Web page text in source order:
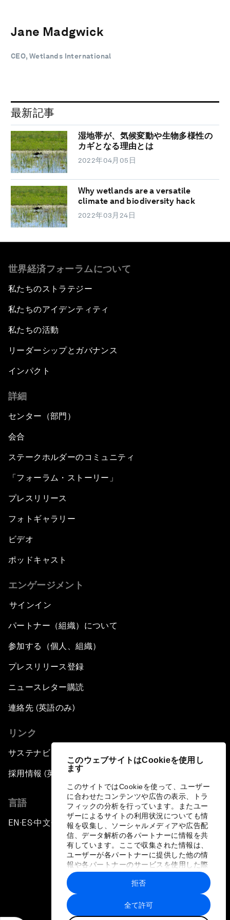
このウェブサイトはCookieを使用し
ます
このサイトではCookieを使って、ユーザー
に合わせたコンテンツや広告の表示、トラ
フィックの分析を行っています。またユー
ザーによるサイトの利用状況についても情
報を収集し、ソーシャルメディアや広告配
信、データ解析の各パートナーに情報を共
有しています。ここで収集された情報は、
ユーザーが各パートナーに提供した他の情
報や各パートナーのサービスを使用した際
に収集された情報と組み合わされ、各パー
トナーによって使用されることがありま
す。
全て許可
拒否
Jane Madgwick
CEO, Wetlands International
最新記事
湿地帯が、気候変動や生物多様性の
カギとなる理由とは
2022年04月05日
Why wetlands are a versatile
climate and biodiversity hack
2022年03月24日
世界経済フォーラムについて
私たちのストラテジー
私たちのアイデンティティ
私たちの活動
リーダーシップとガバナンス
インパクト
詳細
センター（部門）
会合
ステークホルダーのコミュニティ
「フォーラム・ストーリー」
プレスリリース
フォトギャラリー
ビデオ
ポッドキャスト
エンゲージメント
サインイン
パートナー（組織）について
参加する（個人、組織）
プレスリリース登録
ニュースレター購読
連絡先 (英語のみ)
リンク
サステナビリティへの取り組み
採用情報 (英語のみ)
言語
EN ▪ES▪中文▪ 日本語
プライバシーポリシーと利用規約
サイトマップ